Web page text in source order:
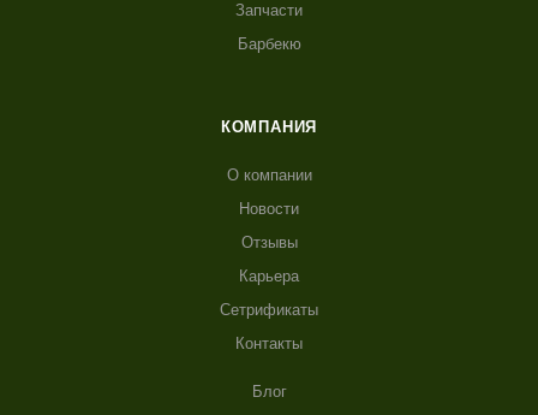
Запчасти
Барбекю
КОМПАНИЯ
О компании
Новости
Отзывы
Карьера
Сетрификаты
Контакты
Блог